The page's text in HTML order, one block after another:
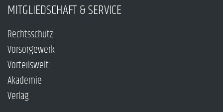
MITGLIEDSCHAFT & SERVICE
Rechtsschutz
Vorsorgewerk
Vorteilswelt
Akademie
Verlag